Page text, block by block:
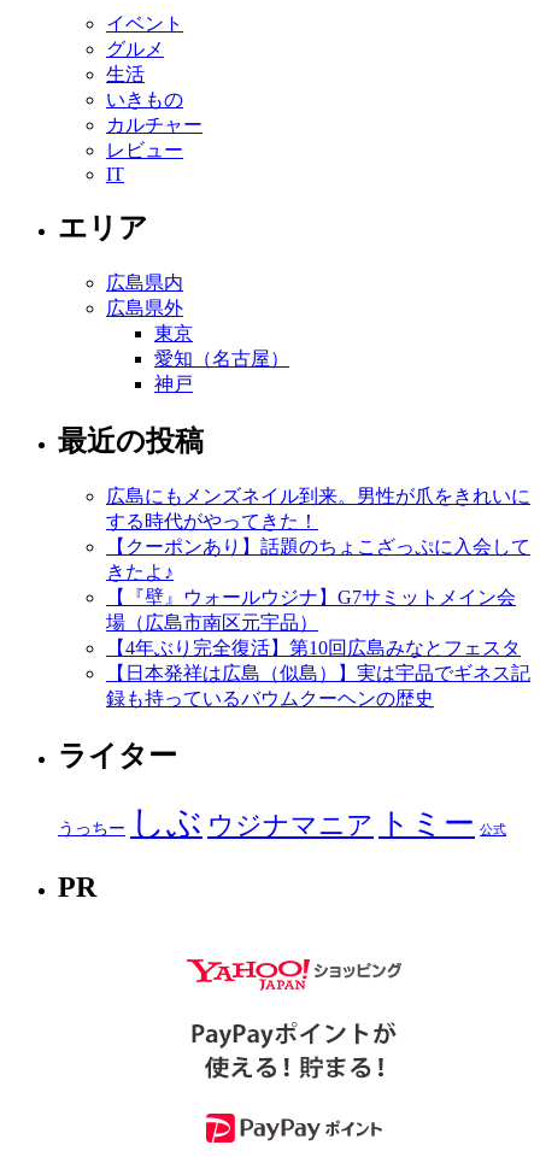
イベント
グルメ
生活
いきもの
カルチャー
レビュー
IT
エリア
広島県内
広島県外
東京
愛知（名古屋）
神戸
最近の投稿
広島にもメンズネイル到来。男性が爪をきれいに
する時代がやってきた！
【クーポンあり】話題のちょこざっぷに入会して
きたよ♪
【『壁』ウォールウジナ】G7サミットメイン会
場（広島市南区元宇品）
【4年ぶり完全復活】第10回広島みなとフェスタ
【日本発祥は広島（似島）】実は宇品でギネス記
録も持っているバウムクーヘンの歴史
ライター
うっちー しぶ ウジナマニア トミー 公式
PR